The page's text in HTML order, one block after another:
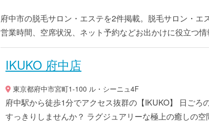
府中市の脱毛サロン・エステを2件掲載。脱毛サロン・エ
営業時間、空席状況、ネット予約などお出かけに役立つ情
IKUKO 府中店
東京都府中市宮町1-100 ル・シーニュ4F
府中駅から徒歩1分でアクセス抜群の【IKUKO】 日ごろ
すっきりしませんか？ ラグジュアリーな極上の癒しの